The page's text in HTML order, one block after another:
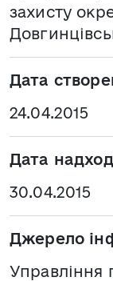
захисту
Дата
24.04.2015
Дата
30.04.2015
Джерело
Управління